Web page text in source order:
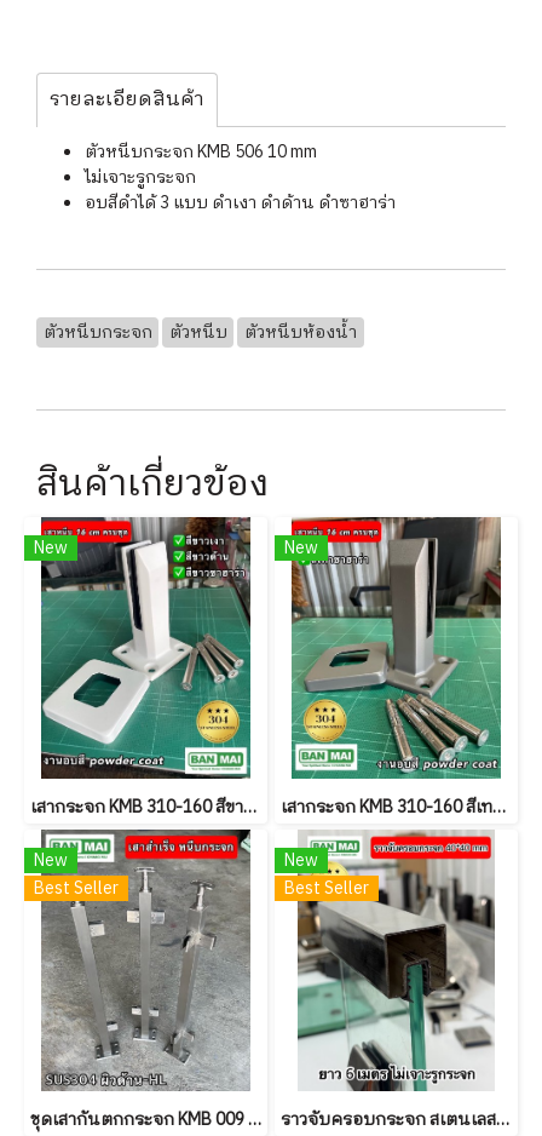
รายละเอียดสินค้า
ตัวหนีบกระจก KMB 506 10 mm
ไม่เจาะรูกระจก
อบสีดำได้ 3 แบบ ดำเงา ดำด้าน ดำซาฮาร่า
ตัวหนีบกระจก ตัวหนีบ ตัวหนีบห้องน้ำ
สินค้าเกี่ยวข้อง
New
เสากระจก KMB 310-160 สีขาว Powder coat
New
เสากระจก KMB 310-160 สีเทาซาฮาร่า Powder coat
New
Best Seller
ชุดเสากันตกกระจก KMB 009 ผิวด้าน
New
Best Seller
ราวจับครอบกระจก สเตนเลส 304